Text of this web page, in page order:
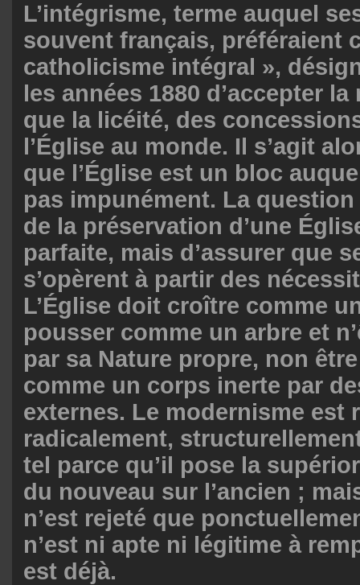
L’intégrisme, terme auquel
souvent français, préféraient
catholicisme intégral »,
les années 1880 d’accepter
que la licéité, des
l’Église au monde. Il s’agit
que l’Église est un bloc
pas impunément. La question
de la préservation d’une
parfaite, mais d’assurer que
s’opèrent à partir des
L’Église doit croître comme
pousser comme un arbre et
par sa Nature propre, non
comme un corps inerte par
externes. Le modernisme est
radicalement,
tel parce qu’il pose la
du nouveau sur l’ancien ;
n’est rejeté que
n’est ni apte ni légitime à
est déjà.